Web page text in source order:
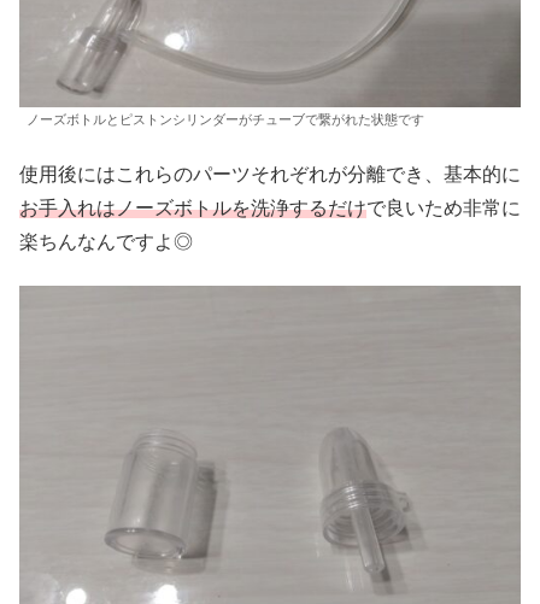
ノーズボトルとピストンシリンダーがチューブで繋がれた状態です
使用後にはこれらのパーツそれぞれが分離でき、基本的に
お手入れはノーズボトルを洗浄するだけで良いため非常に
楽ちんなんですよ◎